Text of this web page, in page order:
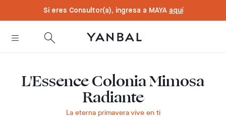
Si eres Consultor(a), ingresa a MAYA aquí
L'Essence Colonia Mimosa
Radiante
La eterna primavera vive en ti